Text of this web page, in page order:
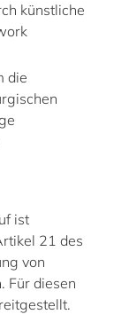
künstliche
die
ist
21 des
von
Für diesen